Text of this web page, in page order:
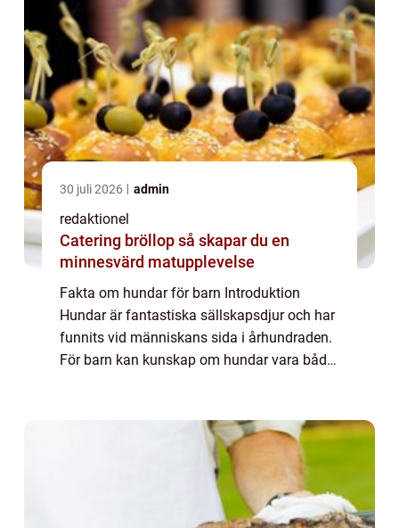
30 juli 2026 admin
redaktionel
Catering bröllop så skapar du en
minnesvärd matupplevelse
Fakta om hundar för barn Introduktion
Hundar är fantastiska sällskapsdjur och har
funnits vid människans sida i århundraden.
För barn kan kunskap om hundar vara både